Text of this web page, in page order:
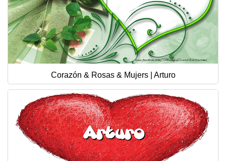
Corazón & Rosas & Mujers | Arturo